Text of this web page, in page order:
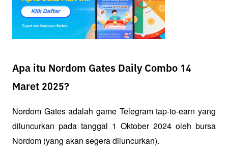
Apa itu Nordom Gates Daily Combo 14
Maret 2025?
Nordom Gates adalah game Telegram tap-to-earn yang
diluncurkan pada tanggal 1 Oktober 2024 oleh bursa
Nordom (yang akan segera diluncurkan).